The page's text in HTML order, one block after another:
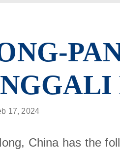
17, 2024
China has the